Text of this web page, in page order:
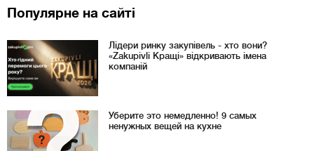
Популярне на сайті
Лідери ринку закупівель - хто вони?
«Zakupivli Кращі» відкривають імена
компаній
Уберите это немедленно! 9 самых
ненужных вещей на кухне